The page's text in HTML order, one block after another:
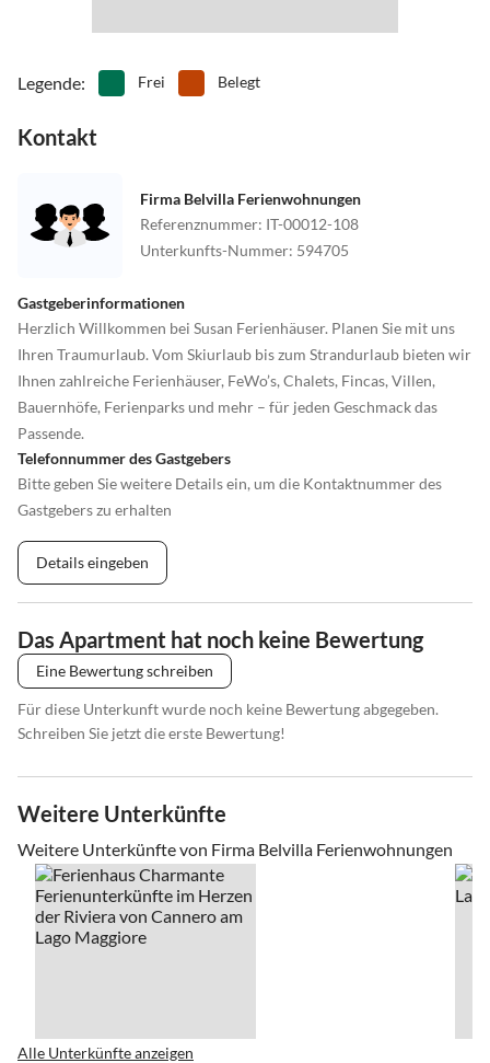
Legende: Frei Belegt
Kontakt
Firma Belvilla Ferienwohnungen
Referenznummer: IT-00012-108
Unterkunfts-Nummer: 594705
Gastgeberinformationen
Herzlich Willkommen bei Susan Ferienhäuser. Planen Sie mit uns
Ihren Traumurlaub. Vom Skiurlaub bis zum Strandurlaub bieten wir
Ihnen zahlreiche Ferienhäuser, FeWo’s, Chalets, Fincas, Villen,
Bauernhöfe, Ferienparks und mehr – für jeden Geschmack das
Passende.
Telefonnummer des Gastgebers
Bitte geben Sie weitere Details ein, um die Kontaktnummer des
Gastgebers zu erhalten
Details eingeben
Das Apartment hat noch keine Bewertung
Eine Bewertung schreiben
Für diese Unterkunft wurde noch keine Bewertung abgegeben.
Schreiben Sie jetzt die erste Bewertung!
Weitere Unterkünfte
Weitere Unterkünfte von Firma Belvilla Ferienwohnungen
Alle Unterkünfte anzeigen